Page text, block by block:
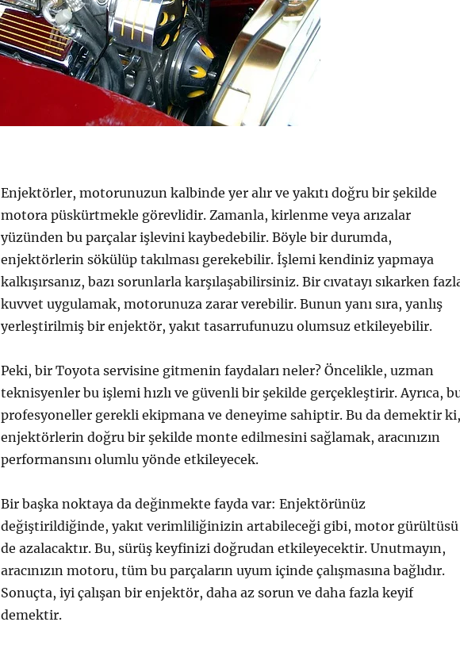
Enjektörler, motorunuzun kalbinde yer alır ve yakıtı doğru bir şekilde
motora püskürtmekle görevlidir. Zamanla, kirlenme veya arızalar
yüzünden bu parçalar işlevini kaybedebilir. Böyle bir durumda,
enjektörlerin sökülüp takılması gerekebilir. İşlemi kendiniz yapmaya
kalkışırsanız, bazı sorunlarla karşılaşabilirsiniz. Bir cıvatayı sıkarken
kuvvet uygulamak, motorunuza zarar verebilir. Bunun yanı sıra, yanlış
yerleştirilmiş bir enjektör, yakıt tasarrufunuzu olumsuz etkileyebilir.
Peki, bir Toyota servisine gitmenin faydaları neler? Öncelikle, uzman
teknisyenler bu işlemi hızlı ve güvenli bir şekilde gerçekleştirir. Ayrıca,
profesyoneller gerekli ekipmana ve deneyime sahiptir. Bu da demektir ki,
enjektörlerin doğru bir şekilde monte edilmesini sağlamak, aracınızın
performansını olumlu yönde etkileyecek.
Bir başka noktaya da değinmekte fayda var: Enjektörünüz
değiştirildiğinde, yakıt verimliliğinizin artabileceği gibi, motor gürültüsü
de azalacaktır. Bu, sürüş keyfinizi doğrudan etkileyecektir. Unutmayın,
aracınızın motoru, tüm bu parçaların uyum içinde çalışmasına bağlıdır.
Sonuçta, iyi çalışan bir enjektör, daha az sorun ve daha fazla keyif
demektir.